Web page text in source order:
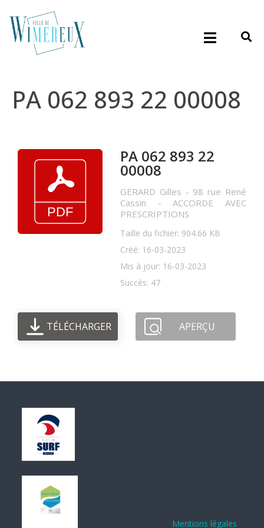
PA 062 893 22 00008
PA 062 893 22
00008
GERARD Gilles - 98 rue René
Cassin - ACCORDE AVEC
PRESCRIPTIONS
Taille du fichier: 904.66 KB
Créé: 16-03-2023
Mis à jour: 16-03-2023
Succès: 47
TÉLÉCHARGER APERÇU
Mentions légales